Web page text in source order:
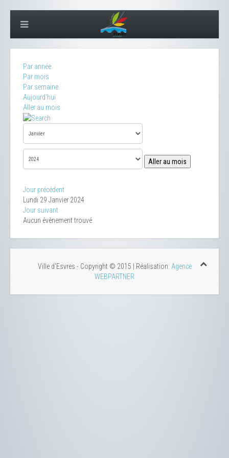
Par année
Par mois
Par semaine
Aujourd'hui
Aller au mois
Aller au mois
Jour précédent
Lundi 29 Janvier 2024
Jour suivant
Aucun évènement trouvé
Ville d'Esvres - Copyright © 2015 | Réalisation: Agence
WEBPARTNER